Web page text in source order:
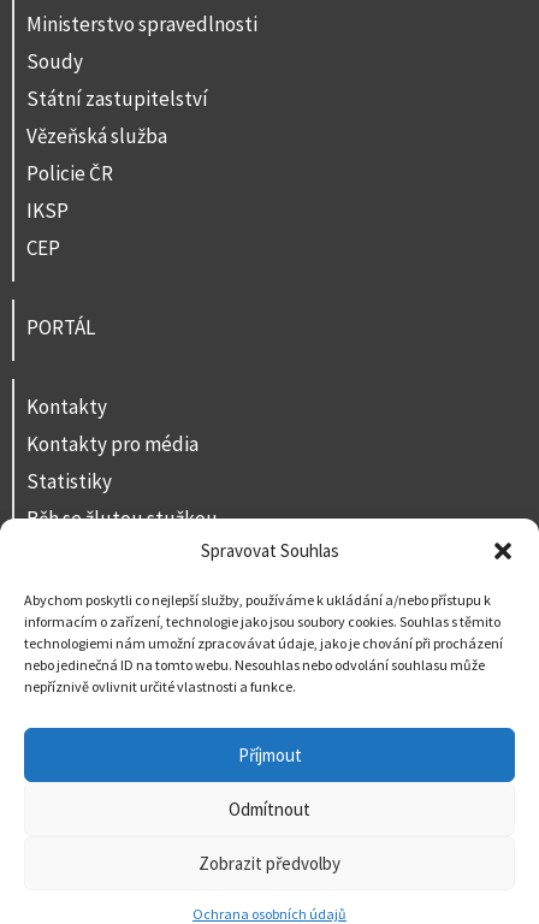
Spravovat Souhlas
Abychom poskytli co nejlepší služby, používáme k ukládání a/nebo přístupu k
informacím o zařízení, technologie jako jsou soubory cookies. Souhlas s těmito
technologiemi nám umožní zpracovávat údaje, jako je chování při procházení
nebo jedinečná ID na tomto webu. Nesouhlas nebo odvolání souhlasu může
nepříznivě ovlivnit určité vlastnosti a funkce.
Příjmout
Odmítnout
Zobrazit předvolby
Ochrana osobních údajů
Ministerstvo spravedlnosti
Soudy
Státní zastupitelství
Vězeňská služba
Policie ČR
IKSP
CEP
PORTÁL
Kontakty
Kontakty pro média
Statistiky
Běh se žlutou stužkou
Prohlášení o přístupnosti
Napište nám